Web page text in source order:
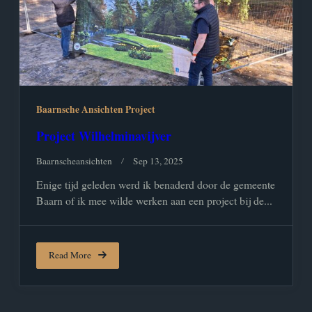
Baarnsche Ansichten Project
Project Wilhelminavijver
Baarnscheansichten Sep 13, 2025
Enige tijd geleden werd ik benaderd door de gemeente
Baarn of ik mee wilde werken aan een project bij de...
Read More